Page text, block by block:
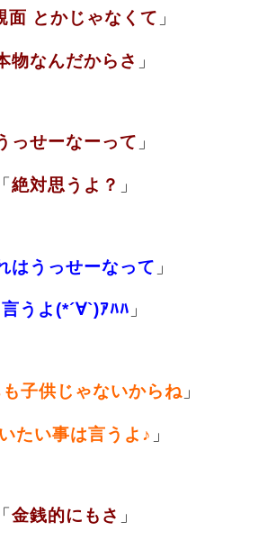
面 とかじゃなくて 」
物なんだからさ 」
っせーなーって 」
「 絶対思うよ？ 」
はうっせーなって 」
言うよ(*´∀`)ｱﾊﾊ 」
子供じゃないからね 」
たい事は言うよ♪ 」
「 金銭的にもさ 」